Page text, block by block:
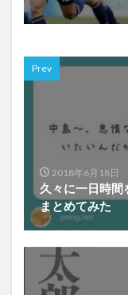
Prev
2018年6月18日
久々に一日時間
まとめてみた